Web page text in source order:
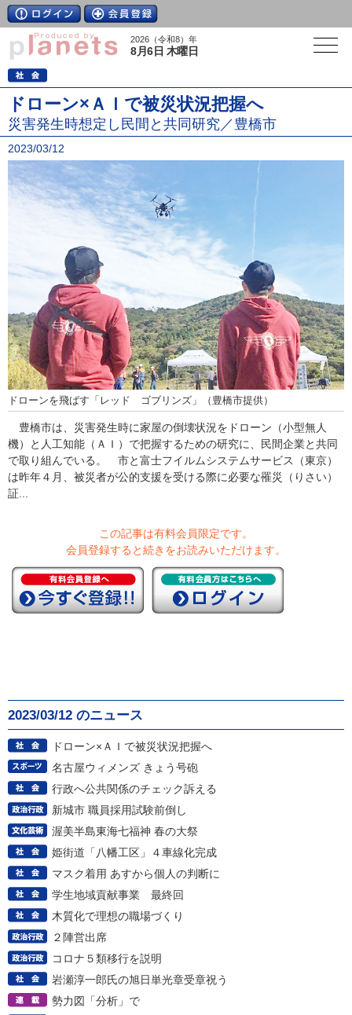
2026（令和8）年
8月6日 木曜日
ドローン×ＡＩで被災状況把握へ
災害発生時想定し民間と共同研究／豊橋市
2023/03/12
ドローンを飛ばす「レッド ゴブリンズ」（豊橋市提供）
豊橋市は、災害発生時に家屋の倒壊状況をドローン（小型無人
機）と人工知能（ＡＩ）で把握するための研究に、民間企業と共同
で取り組んでいる。 市と富士フイルムシステムサービス（東京）
は昨年４月、被災者が公的支援を受ける際に必要な罹災（りさい）
証...
この記事は有料会員限定です。
会員登録すると続きをお読みいただけます。
2023/03/12 のニュース
ドローン×ＡＩで被災状況把握へ
名古屋ウィメンズ きょう号砲
行政へ公共関係のチェック訴える
新城市 職員採用試験前倒し
渥美半島東海七福神 春の大祭
姫街道「八幡工区」４車線化完成
マスク着用 あすから個人の判断に
学生地域貢献事業 最終回
木質化で理想の職場づくり
２陣営出席
コロナ５類移行を説明
岩瀬淳一郎氏の旭日単光章受章祝う
勢力図「分析」で